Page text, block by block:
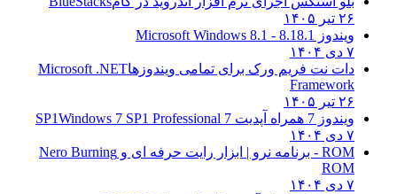
۲۶ تیر ۱۴۰۵
ویندوز 8.1
8.1 - Microsoft Windows 8.1
۷ دی ۱۴۰۴
دات نت فریم ورک برای تمامی ویندوزهاMicrosoft .NET
Framework
۲۶ تیر ۱۴۰۵
ویندوز 7 همراه آپدیت 7 SP1
Windows 7 SP1 Professional
۷ دی ۱۴۰۴
ROM - برنامه نرو | ابزار رایت حرفه ای و
Nero Burning
ROM
۷ دی ۱۴۰۴